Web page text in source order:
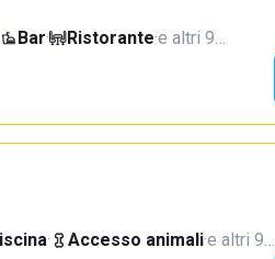
Bar· Ristorante·e altri 9…
· Accesso animali·e altri 9…